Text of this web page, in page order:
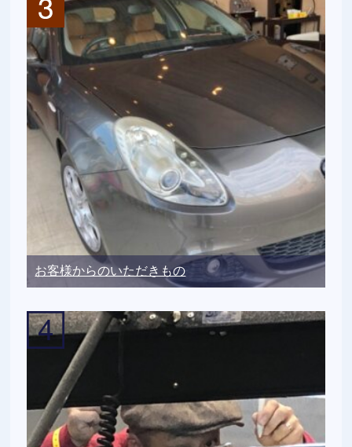
お客様からのいただきもの